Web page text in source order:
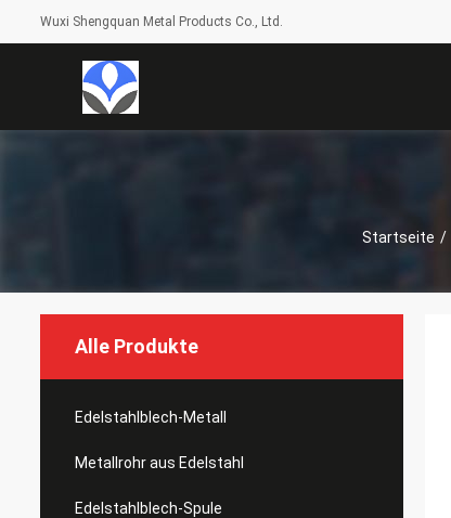
Wuxi Shengquan Metal Products Co., Ltd.
Startseite /
Alle Produkte
Edelstahlblech-Metall
Metallrohr aus Edelstahl
Edelstahlblech-Spule